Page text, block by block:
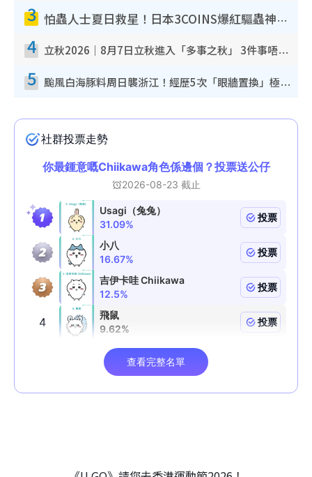
3 怕蟲人士夏日救星！日本3COINS爆紅驅蟲神器$45起 1招「全程免觸碰」輕鬆搞定小強
4 立秋2026｜8月7日立秋進入「多事之秋」 3件事唔做得！專家教6招開運 清枱頭／銀包納氣接好運
5 颱風白海豚料周日襲浙江！經歷5次「眼牆置換」極罕見 成登陸內地最長途颱風